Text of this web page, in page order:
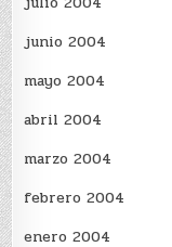
junio 2004
mayo 2004
abril 2004
marzo 2004
febrero 2004
enero 2004